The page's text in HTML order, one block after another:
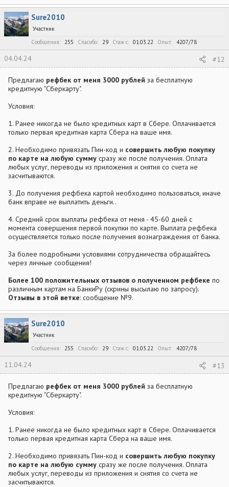
а
к
ц
и
и
Sure2010
Участник
Сообщения
255 Спасибо 29 Стаж c 01.03.22 Опыт 4207/78
04.04.24 #12
Предлагаю рефбек от меня 3000 рублей за бесплатную
кредитную "Сберкарту".
Условия:
1. Ранее никогда не было кредитных карт в Сбере. Оплачивается
только первая кредитная карта Сбера на ваше имя.
2. Необходимо привязать Пин-код и совершить любую покупку
по карте на любую сумму сразу же после получения. Оплата
любых услуг, переводы из приложения и снятия со счета не
засчитываются.
3. До получения рефбека картой необходимо пользоваться, иначе
банк вправе не выплатить деньги..
4. Средний срок выплаты рефбека от меня - 45-60 дней с
момента совершения первой покупки по карте. Выплата рефбека
осуществляется только после получения вознаграждения от банка.
За более подробными условиями сотрудничества обращайтесь
через личные сообщения!
Более 100 положительных отзывов о полученном рефбеке по
различным картам на БанкиРу (скрины высылаю по запросу).
Отзывы в этой ветке: сообщение №9.
Sure2010
Участник
Сообщения
255 Спасибо 29 Стаж c 01.03.22 Опыт 4207/78
11.04.24 #13
Предлагаю рефбек от меня 3000 рублей за бесплатную
кредитную "Сберкарту".
Условия:
1. Ранее никогда не было кредитных карт в Сбере. Оплачивается
только первая кредитная карта Сбера на ваше имя.
2. Необходимо привязать Пин-код и совершить любую покупку
по карте на любую сумму сразу же после получения. Оплата
любых услуг, переводы из приложения и снятия со счета не
засчитываются.